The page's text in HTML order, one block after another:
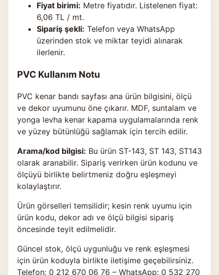
Fiyat birimi: Metre fiyatıdır. Listelenen fiyat:
6,06 TL / mt.
Sipariş şekli: Telefon veya WhatsApp
üzerinden stok ve miktar teyidi alınarak
ilerlenir.
PVC Kullanım Notu
PVC kenar bandı sayfası ana ürün bilgisini, ölçü
ve dekor uyumunu öne çıkarır. MDF, suntalam ve
yonga levha kenar kapama uygulamalarında renk
ve yüzey bütünlüğü sağlamak için tercih edilir.
Arama/kod bilgisi: Bu ürün ST-143, ST 143, ST143
olarak aranabilir. Sipariş verirken ürün kodunu ve
ölçüyü birlikte belirtmeniz doğru eşleşmeyi
kolaylaştırır.
Ürün görselleri temsilidir; kesin renk uyumu için
ürün kodu, dekor adı ve ölçü bilgisi sipariş
öncesinde teyit edilmelidir.
Güncel stok, ölçü uygunluğu ve renk eşleşmesi
için ürün koduyla birlikte iletişime geçebilirsiniz.
Telefon: 0 212 670 06 76 – WhatsApp: 0 532 270